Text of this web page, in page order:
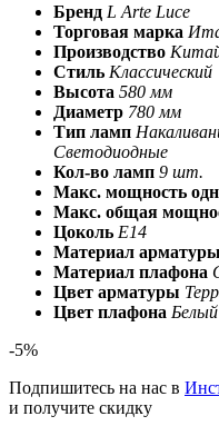
Бренд L Arte Luce
Торговая марка
Производство
Стиль Классический
Высота 580 мм
Диаметр 780 мм
Тип ламп
Светодиодные
Кол-во ламп 9 шт.
Макс. мощность
Макс. общая
Цоколь E14
Материал арматуры
Материал плафона
Цвет арматуры
Цвет плафона Белый
-5%
Подпишитесь на нас в
и получите скидку